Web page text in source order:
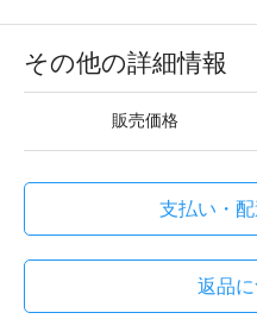
その他の詳細情報
販売価格
支払い・
返品